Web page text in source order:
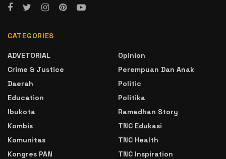
CATEGORIES
ADVETORIAL
Crime & Justice
Daerah
Education
Ibukota
Kombis
Komunitas
Kongres PAN
Opinion
Perempuan Dan Anak
Politic
Politika
Ramadhan Story
TNC Edukasi
TNC Health
TNC Inspiration